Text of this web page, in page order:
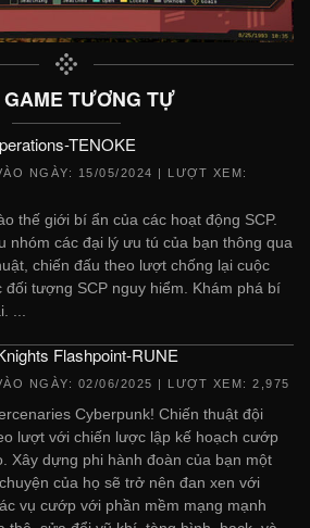
GAME TƯƠNG TỰ
TENOKE
NGÀY: 15/05/2024 | LƯỢT XEM:
thế giới bí ẩn của các hoạt động SCP.
nhóm các đại lý ưu tú của bạn thông qua
chiến đấu theo lượt chống lại cuộc
đối tượng SCP nguy hiểm. Khám phá bí
...
Flashpoint-RUNE
NGÀY: 02/06/2025 | LƯỢT XEM: 2,975
Cyberpunk! Chiến thuật đội
lượt với chiến lược lập kế hoạch cướp
Xây dựng phi hành đoàn của bạn một
của họ sẽ trở nên đan xen với
vụ cướp với phần mềm mạng mạnh